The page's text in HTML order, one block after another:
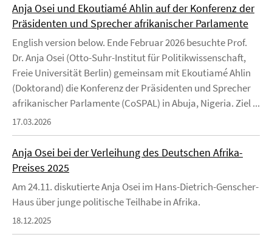
Anja Osei und Ekoutiamé Ahlin auf der Konferenz der
Präsidenten und Sprecher afrikanischer Parlamente
English version below. Ende Februar 2026 besuchte Prof.
Dr. Anja Osei (Otto-Suhr-Institut für Politikwissenschaft,
Freie Universität Berlin) gemeinsam mit Ekoutiamé Ahlin
(Doktorand) die Konferenz der Präsidenten und Sprecher
afrikanischer Parlamente (CoSPAL) in Abuja, Nigeria. Ziel ...
17.03.2026
Anja Osei bei der Verleihung des Deutschen Afrika-
Preises 2025
Am 24.11. diskutierte Anja Osei im Hans-Dietrich-Genscher-
Haus über junge politische Teilhabe in Afrika.
18.12.2025